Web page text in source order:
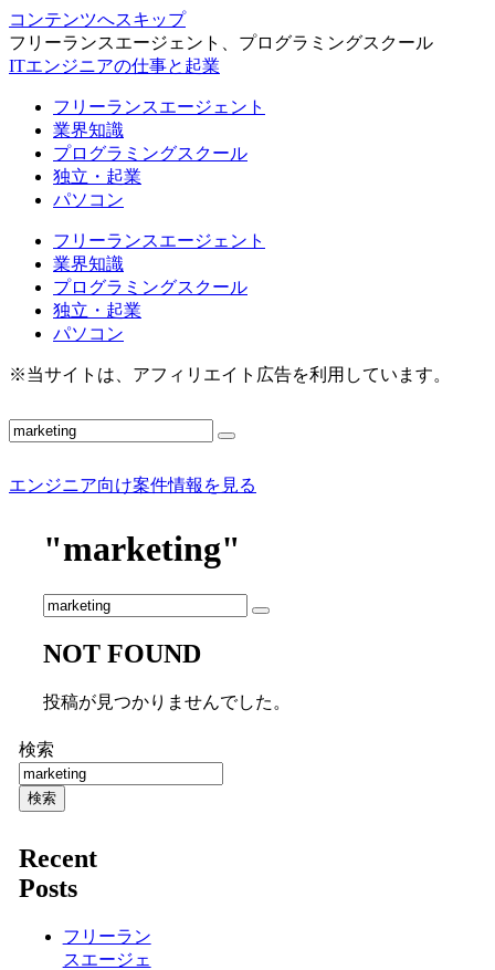
コンテンツへスキップ
フリーランスエージェント、プログラミングスクール
ITエンジニアの仕事と起業
フリーランスエージェント
業界知識
プログラミングスクール
独立・起業
パソコン
フリーランスエージェント
業界知識
プログラミングスクール
独立・起業
パソコン
※当サイトは、アフィリエイト広告を利用しています。
エンジニア向け案件情報を見る
"marketing"
NOT FOUND
投稿が見つかりませんでした。
検索
検索
Recent
Posts
フリーラン
スエージェ